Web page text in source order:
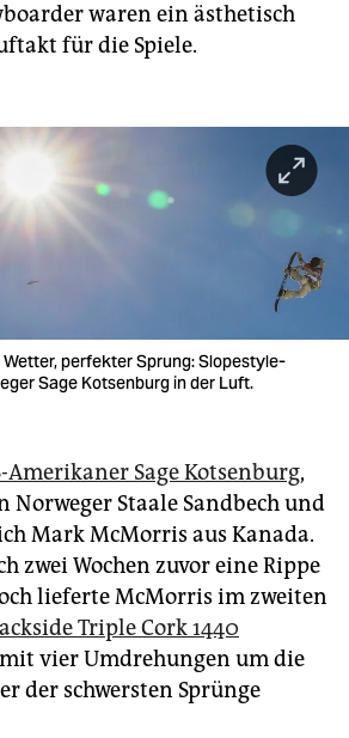
waren ein ästhetisch
für die Spiele.
perfekter Sprung: Slopestyle-
Sage Kotsenburg in der Luft.
Amerikaner Sage Kotsenburg,
Norweger Staale Sandbech und
Mark McMorris aus Kanada.
zwei Wochen zuvor eine Rippe
lieferte McMorris im zweiten
Triple Cork 1440
vier Umdrehungen um die
der schwersten Sprünge